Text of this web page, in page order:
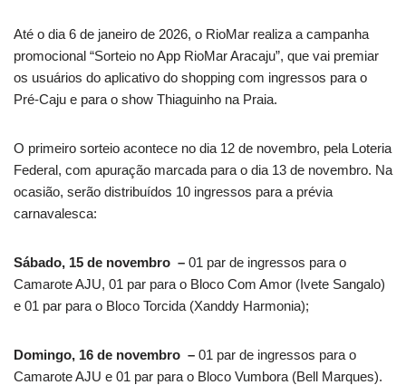
Até o dia 6 de janeiro de 2026, o RioMar realiza a campanha
promocional “Sorteio no App RioMar Aracaju”, que vai premiar
os usuários do aplicativo do shopping com ingressos para o
Pré-Caju e para o show Thiaguinho na Praia.
O primeiro sorteio acontece no dia 12 de novembro, pela Loteria
Federal, com apuração marcada para o dia 13 de novembro. Na
ocasião, serão distribuídos 10 ingressos para a prévia
carnavalesca:
Sábado, 15 de novembro – 01 par de ingressos para o
Camarote AJU, 01 par para o Bloco Com Amor (Ivete Sangalo)
e 01 par para o Bloco Torcida (Xanddy Harmonia);
Domingo, 16 de novembro – 01 par de ingressos para o
Camarote AJU e 01 par para o Bloco Vumbora (Bell Marques).